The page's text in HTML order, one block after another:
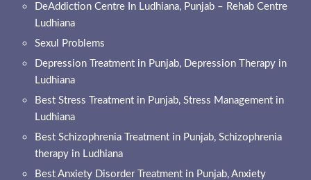
DeAddiction Centre In Ludhiana, Punjab – Rehab Centre
Ludhiana
Sexul Problems
Depression Treatment in Punjab, Depression Therapy in
Ludhiana
Best Stress Treatment in Punjab, Stress Management in
Ludhiana
Best Schizophrenia Treatment in Punjab, Schizophrenia
therapy in Ludhiana
Best Anxiety Disorder Treatment in Punjab, Anxiety